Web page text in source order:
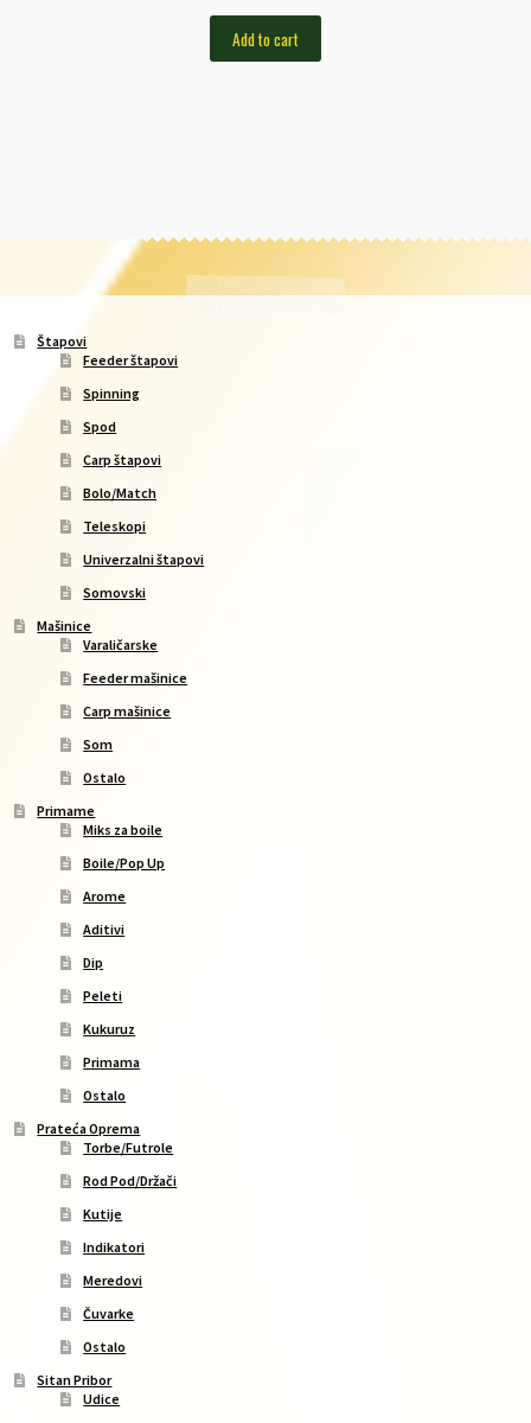
Add to cart
Štapovi
Feeder štapovi
Spinning
Spod
Carp štapovi
Bolo/Match
Teleskopi
Univerzalni štapovi
Somovski
Mašinice
Varaličarske
Feeder mašinice
Carp mašinice
Som
Ostalo
Primame
Miks za boile
Boile/Pop Up
Arome
Aditivi
Dip
Peleti
Kukuruz
Primama
Ostalo
Prateća Oprema
Torbe/Futrole
Rod Pod/Držači
Kutije
Indikatori
Meredovi
Čuvarke
Ostalo
Sitan Pribor
Udice